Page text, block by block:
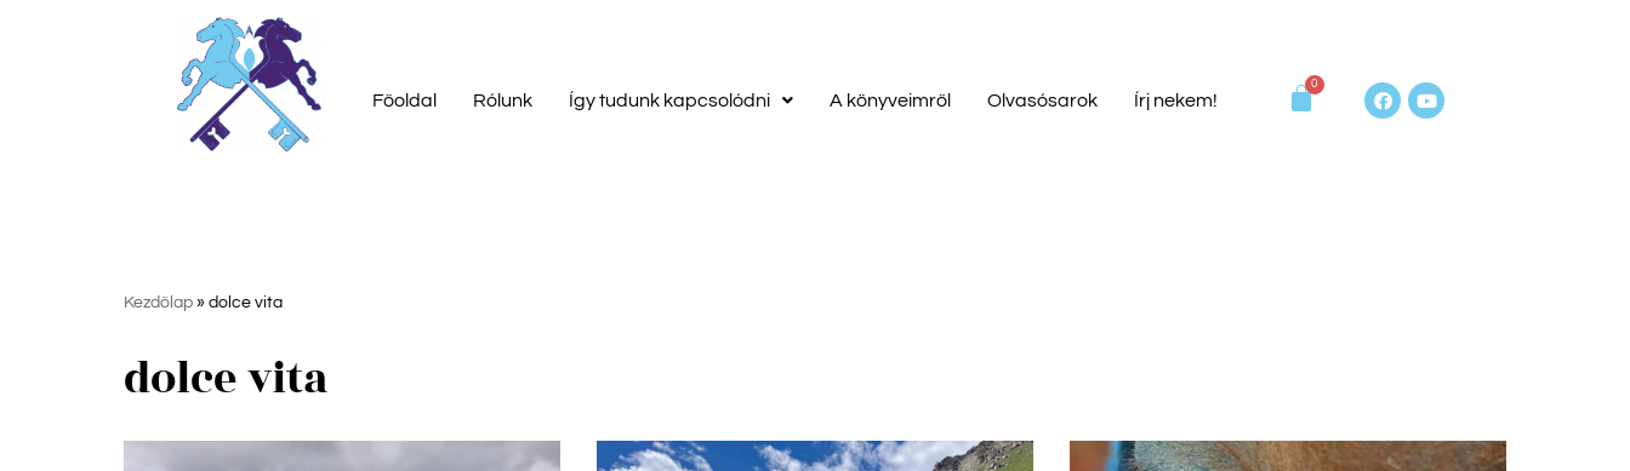
Főoldal Rólunk Így tudunk kapcsolódni A könyveimről Olvasósarok Írj nekem!
Kezdőlap » dolce vita
dolce vita